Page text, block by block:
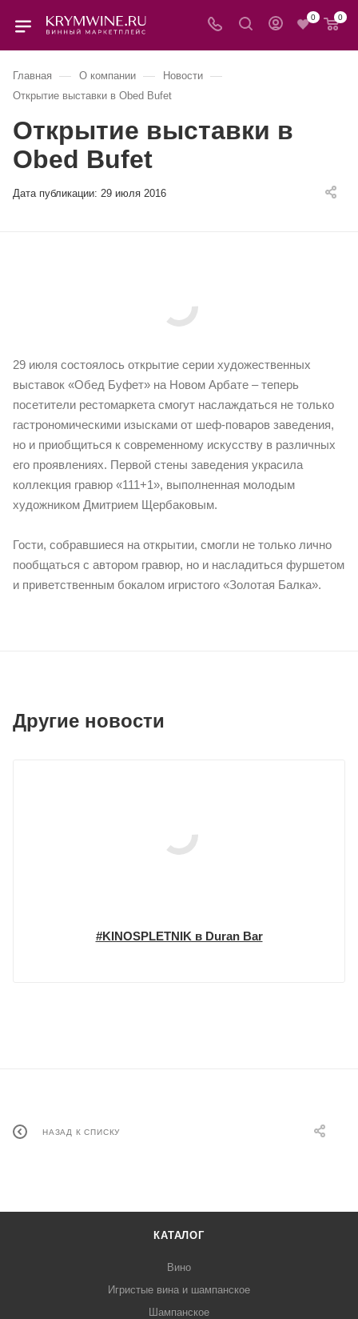
0 0
Главная — О компании — Новости —
Открытие выставки в Obed Bufet
Открытие выставки в
Obed Bufet
Дата публикации: 29 июля 2016
29 июля состоялось открытие серии художественных
выставок «Обед Буфет» на Новом Арбате – теперь
посетители рестомаркета смогут наслаждаться не только
гастрономическими изысками от шеф-поваров заведения,
но и приобщиться к современному искусству в различных
его проявлениях. Первой стены заведения украсила
коллекция гравюр «111+1», выполненная молодым
художником Дмитрием Щербаковым.
Гости, собравшиеся на открытии, смогли не только лично
пообщаться с автором гравюр, но и насладиться фуршетом
и приветственным бокалом игристого «Золотая Балка».
Другие новости
#KINOSPLETNIK в Duran Bar
НАЗАД К СПИСКУ
КАТАЛОГ
Вино
Игристые вина и шампанское
Шампанское